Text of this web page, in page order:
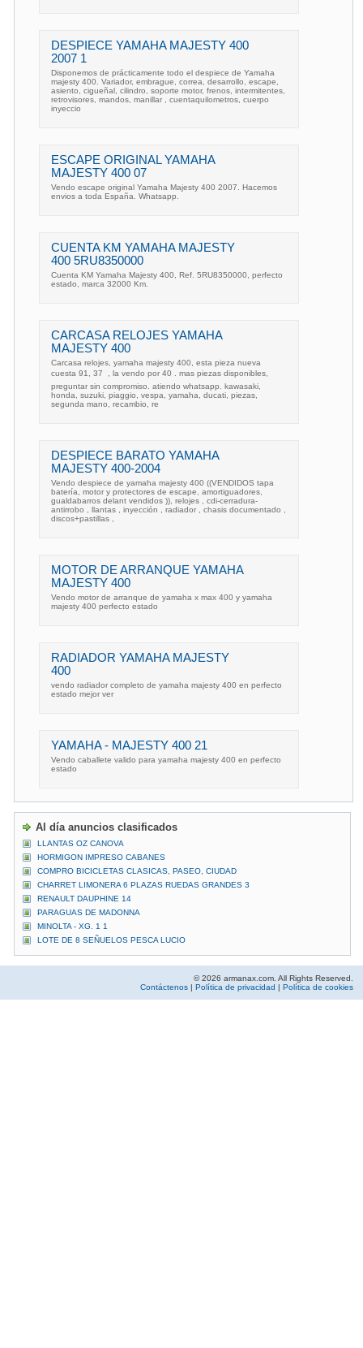
DESPIECE YAMAHA MAJESTY 400
2007 1
Disponemos de prácticamente todo el despiece de Yamaha
majesty 400. Variador, embrague, correa, desarrollo, escape,
asiento, cigueñal, cilindro, soporte motor, frenos, intermitentes,
retrovisores, mandos, manillar , cuentaquilometros, cuerpo
inyeccio
ESCAPE ORIGINAL YAMAHA
MAJESTY 400 07
Vendo escape original Yamaha Majesty 400 2007. Hacemos
envios a toda España. Whatsapp.
CUENTA KM YAMAHA MAJESTY
400 5RU8350000
Cuenta KM Yamaha Majesty 400, Ref. 5RU8350000, perfecto
estado, marca 32000 Km.
CARCASA RELOJES YAMAHA
MAJESTY 400
Carcasa relojes, yamaha majesty 400, esta pieza nueva
cuesta 91, 37  , la vendo por 40 . mas piezas disponibles,
preguntar sin compromiso. atiendo whatsapp. kawasaki,
honda, suzuki, piaggio, vespa, yamaha, ducati, piezas,
segunda mano, recambio, re
DESPIECE BARATO YAMAHA
MAJESTY 400-2004
Vendo despiece de yamaha majesty 400 ((VENDIDOS tapa
batería, motor y protectores de escape, amortiguadores,
gualdabarros delant vendidos )), relojes , cdi-cerradura-
antirrobo , llantas , inyección , radiador , chasis documentado ,
discos+pastillas ,
MOTOR DE ARRANQUE YAMAHA
MAJESTY 400
Vendo motor de arranque de yamaha x max 400 y yamaha
majesty 400 perfecto estado
RADIADOR YAMAHA MAJESTY
400
vendo radiador completo de yamaha majesty 400 en perfecto
estado mejor ver
YAMAHA - MAJESTY 400 21
Vendo caballete valido para yamaha majesty 400 en perfecto
estado
Al día anuncios clasificados
LLANTAS OZ CANOVA
HORMIGON IMPRESO CABANES
COMPRO BICICLETAS CLASICAS, PASEO, CIUDAD
CHARRET LIMONERA 6 PLAZAS RUEDAS GRANDES 3
RENAULT DAUPHINE 14
PARAGUAS DE MADONNA
MINOLTA - XG. 1 1
LOTE DE 8 SEÑUELOS PESCA LUCIO
© 2026 armanax.com. All Rights Reserved.
Contáctenos | Política de privacidad | Política de cookies